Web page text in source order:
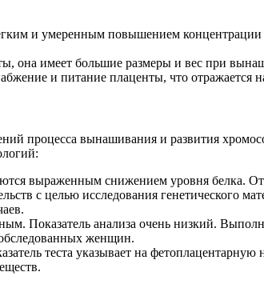
и умеренным повышением
она имеет большие размеры и вес при
и питание плаценты, что
процесса вынашивания и развития
выраженным снижением уровня белка.
с целью исследования генетического
Показатель анализа очень низкий.
женщин.
теста указывает на